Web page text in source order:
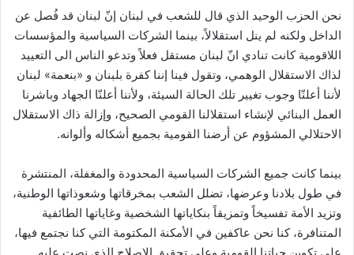
نحن الحزب الوحيد الذي قال للشعب في لبنان إنّ لبنان قد فُصل عن
الداخل ولكنه لم ينل استقلالاً، بينما الشركات السياسية والمؤسسات
اللاقومية كانت تنادي انّ لبنان مستقل فعلاً وتدعو الناس الى التعييد
لذاك الاستقلال الوهمي، وتقول فينا إننا كفرة بلبنان و «بنعمة» لبنان
لأننا أعلنّا وجوب تغيير تلك الحالة السيئة، ولأننا أعلنّا الجهاد وباشرنا
العمل البنائي لإنشاء استقلالنا القومي الصحيح، وإزالة ذاك الاستقلال
الاحتلالي المشؤوم عن أرضنا القومية بجميع أشكاله وألوانه.
بينما كانت جميع الشركات السياسية المحدودة والمغفلة، المنتشرة
في طول بلادنا وعرضها، تضلل الشعب بمخرقاتها وشعوذاتها الوطنية،
وتزيد الأمة تفسيخاً وتمزيقاً بنكاياتها الشخصية وغاياتها الطائفية
المتنافرة، كنا نحن عاكفين في الأمكنة المكتومة التي كنا نجتمع فيها،